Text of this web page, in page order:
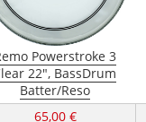
Powerstroke 3
22", BassDrum
Batter/Reso
65,00 €